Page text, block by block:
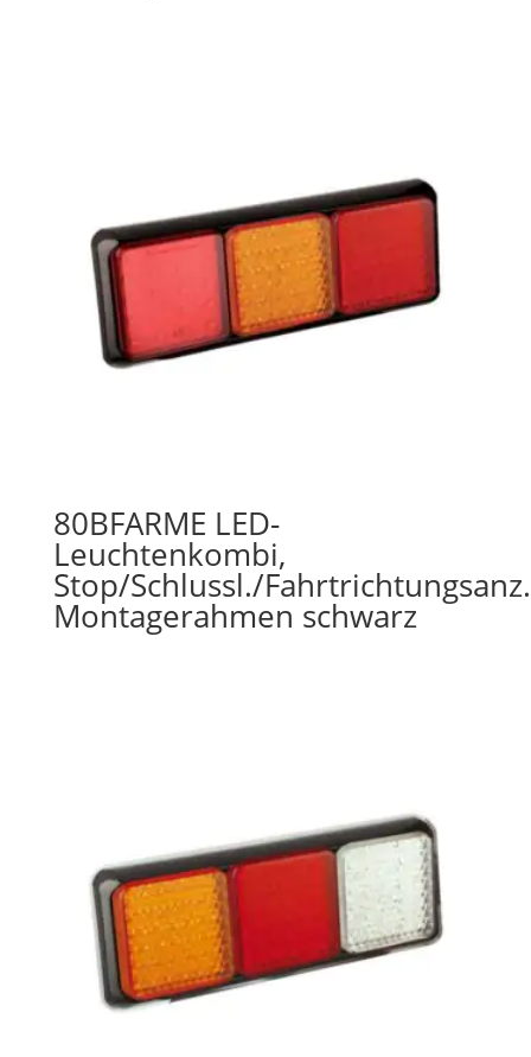
80BFARME LED-
Leuchtenkombi,
Stop/Schlussl./
Montagerahmen schwarz